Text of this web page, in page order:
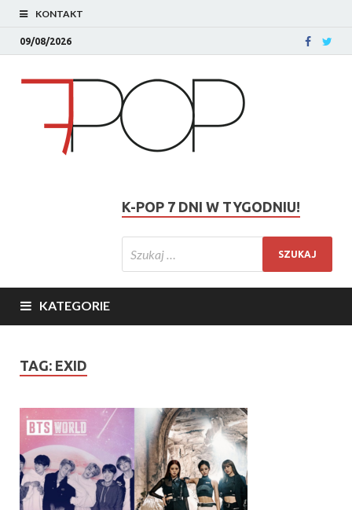
KONTAKT
09/08/2026
K-POP 7 DNI W TYGODNIU!
KATEGORIE
TAG: EXID